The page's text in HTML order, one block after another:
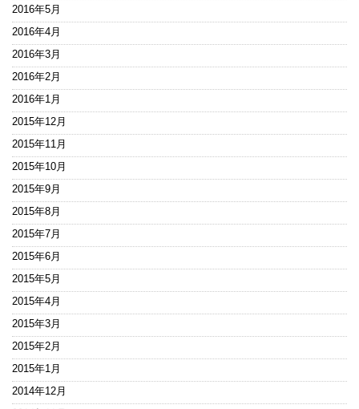
2016年5月
2016年4月
2016年3月
2016年2月
2016年1月
2015年12月
2015年11月
2015年10月
2015年9月
2015年8月
2015年7月
2015年6月
2015年5月
2015年4月
2015年3月
2015年2月
2015年1月
2014年12月